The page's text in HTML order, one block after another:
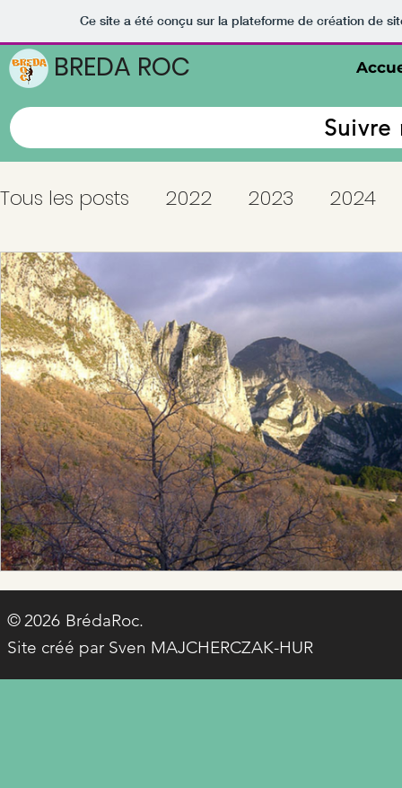
Ce site a été conçu sur la plateforme de création de
BREDA ROC
Suivre
Tous les posts 2022 2023 2024
© BrédaRoc.
Site créé par Sven MAJCHERCZAK-HUR
2026